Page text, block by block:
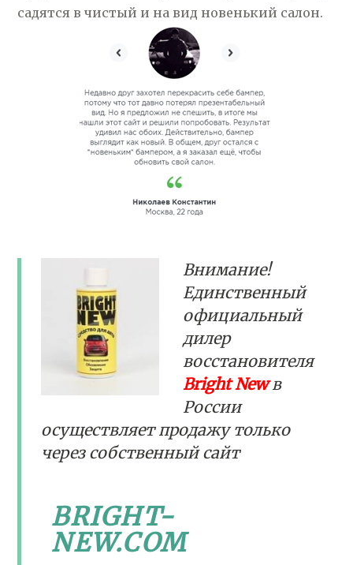
садятся в чистый и на вид новенький салон.
Внимание!
Единственный
официальный
дилер
восстановителя
Bright Newв
России
осуществляет продажу только
через собственный сайт
BRIGHT-
NEW.COM